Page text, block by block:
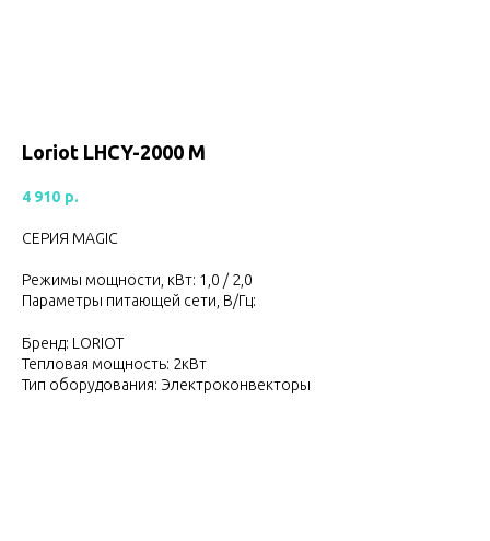
Loriot LHCY-2000 M
4 910 р.
СЕРИЯ MAGIC
Режимы мощности, кВт: 1,0 / 2,0
Параметры питающей сети, В/Гц:
Бренд: LORIOT
Тепловая мощность: 2кВт
Тип оборудования: Электроконвекторы